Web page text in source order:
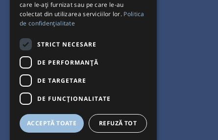
Plecări/Sosiri
Setări de cookie-uri
care le-ați furnizat sau pe care le-au
colectat din utilizarea serviciilor lor. Politica
de confidențialitate
STRICT NECESARE
DE PERFORMANȚĂ
DE TARGETARE
DE FUNCŢIONALITATE
ACCEPTĂ TOATE REFUZĂ TOT